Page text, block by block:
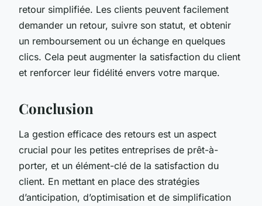
retour simplifiée. Les clients peuvent facilement
demander un retour, suivre son statut, et obtenir
un remboursement ou un échange en quelques
clics. Cela peut augmenter la satisfaction du client
et renforcer leur fidélité envers votre marque.
Conclusion
La gestion efficace des retours est un aspect
crucial pour les petites entreprises de prêt-à-
porter, et un élément-clé de la satisfaction du
client. En mettant en place des stratégies
d’anticipation, d’optimisation et de simplification